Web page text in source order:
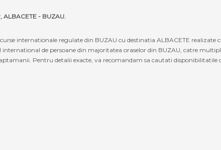
ALBACETE - BUZAU.
internationale regulate din BUZAU cu destinatia ALBACETE realizate
de persoane din majoritatea oraselor din BUZAU, catre
Pentru detalii exacte, va recomandam sa cautati disponibilitatile